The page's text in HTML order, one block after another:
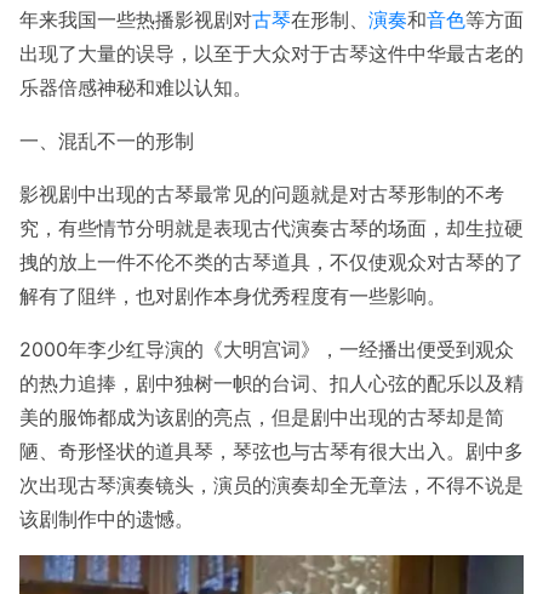
年来我国一些热播影视剧对古琴在形制、 演奏和音色等方面
出现了大量的误导，以至于大众对于古琴这件中华最古老的
乐器倍感神秘和难以认知。
一、混乱不一的形制
影视剧中出现的古琴最常见的问题就是对古琴形制的不考
究，有些情节分明就是表现古代演奏古琴的场面，却生拉硬
拽的放上一件不伦不类的古琴道具，不仅使观众对古琴的了
解有了阻绊，也对剧作本身优秀程度有一些影响。
2000年李少红导演的《大明宫词》，一经播出便受到观众
的热力追捧，剧中独树一帜的台词、扣人心弦的配乐以及精
美的服饰都成为该剧的亮点，但是剧中出现的古琴却是简
陋、奇形怪状的道具琴，琴弦也与古琴有很大出入。剧中多
次出现古琴演奏镜头，演员的演奏却全无章法，不得不说是
该剧制作中的遗憾。